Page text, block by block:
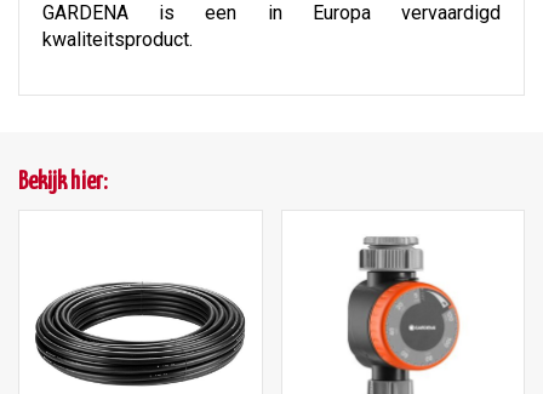
GARDENA is een in Europa vervaardigd
kwaliteitsproduct.
Bekijk hier: